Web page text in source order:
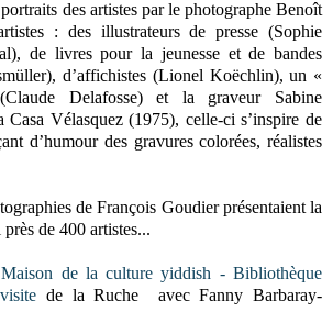
des artistes par le photographe Benoît
: des illustrateurs de presse (Sophie
de livres pour la jeunesse et de bandes
d’affichistes (Lionel Koëchlin), un «
Delafosse) et la graveur Sabine
Vélasquez (1975), celle-ci s’inspire de
d’humour des gravures colorées, réalistes
de François Goudier présentaient la
de 400 artistes...
Maison de la culture yiddish - Bibliothèque
visite de la Ruche avec Fanny Barbaray-